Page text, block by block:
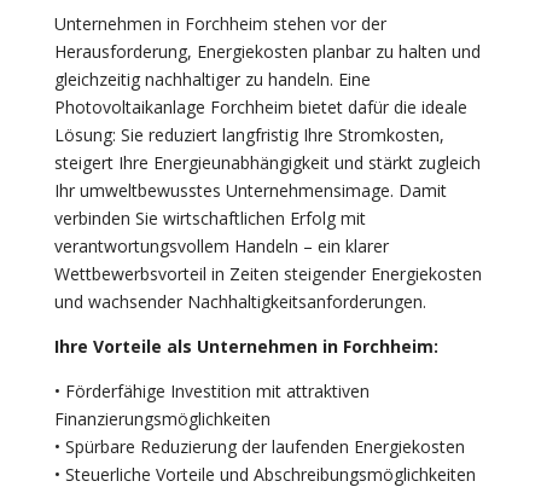
Unternehmen in Forchheim stehen vor der
Herausforderung, Energiekosten planbar zu halten und
gleichzeitig nachhaltiger zu handeln. Eine
Photovoltaikanlage Forchheim bietet dafür die ideale
Lösung: Sie reduziert langfristig Ihre Stromkosten,
steigert Ihre Energieunabhängigkeit und stärkt zugleich
Ihr umweltbewusstes Unternehmensimage. Damit
verbinden Sie wirtschaftlichen Erfolg mit
verantwortungsvollem Handeln – ein klarer
Wettbewerbsvorteil in Zeiten steigender Energiekosten
und wachsender Nachhaltigkeitsanforderungen.
Ihre Vorteile als Unternehmen in Forchheim:
• Förderfähige Investition mit attraktiven
Finanzierungsmöglichkeiten
• Spürbare Reduzierung der laufenden Energiekosten
• Steuerliche Vorteile und Abschreibungsmöglichkeiten